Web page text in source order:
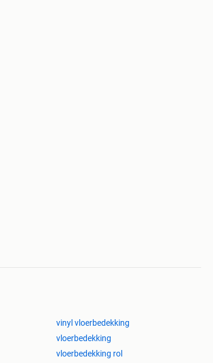
vinyl vloerbedekking
vloerbedekking
vloerbedekking rol